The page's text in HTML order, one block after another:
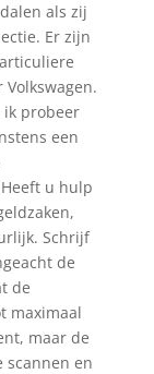
als zij
Er zijn
ik probeer
een
u hulp
Schrijf
de
de
maximaal
maar de
en